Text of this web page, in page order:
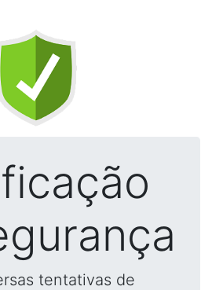
tentativas de